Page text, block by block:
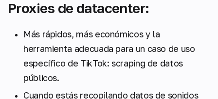
Proxies de datacenter:
Más rápidos, más económicos y la
herramienta adecuada para un caso de uso
específico de TikTok: scraping de datos
públicos.
Cuando estás recopilando datos de sonidos